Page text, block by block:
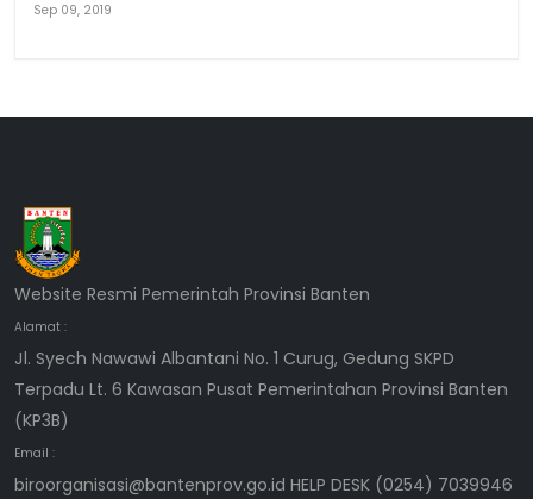
Sep 09, 2019
Website Resmi Pemerintah Provinsi Banten
Alamat :
Jl. Syech Nawawi Albantani No. 1 Curug, Gedung SKPD
Terpadu Lt. 6 Kawasan Pusat Pemerintahan Provinsi Banten
(KP3B)
Email :
biroorganisasi@bantenprov.go.id HELP DESK (0254) 7039946